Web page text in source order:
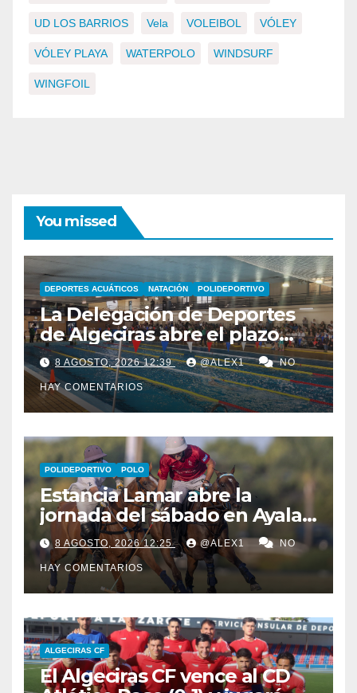
UD LOS BARRIOS Vela VOLEIBOL VÓLEY
VÓLEY PLAYA WATERPOLO WINDSURF
WINGFOIL
You missed
DEPORTES ACUÁTICOS NATACIÓN POLIDEPORTIVO
La Delegación de Deportes
de Algeciras abre el plazo
para los cursos municipales
de natación para todas las
edades
8 AGOSTO, 2026 12:39 @ALEX1 NO
HAY COMENTARIOS
POLIDEPORTIVO POLO
Estancia Lamar abre la
jornada del sábado en Ayala
Polo Club con una
remontada y apurada victoria
sobre Savoir PT
8 AGOSTO, 2026 12:25 @ALEX1 NO
HAY COMENTARIOS
ALGECIRAS CF
El Algeciras CF vence al CD